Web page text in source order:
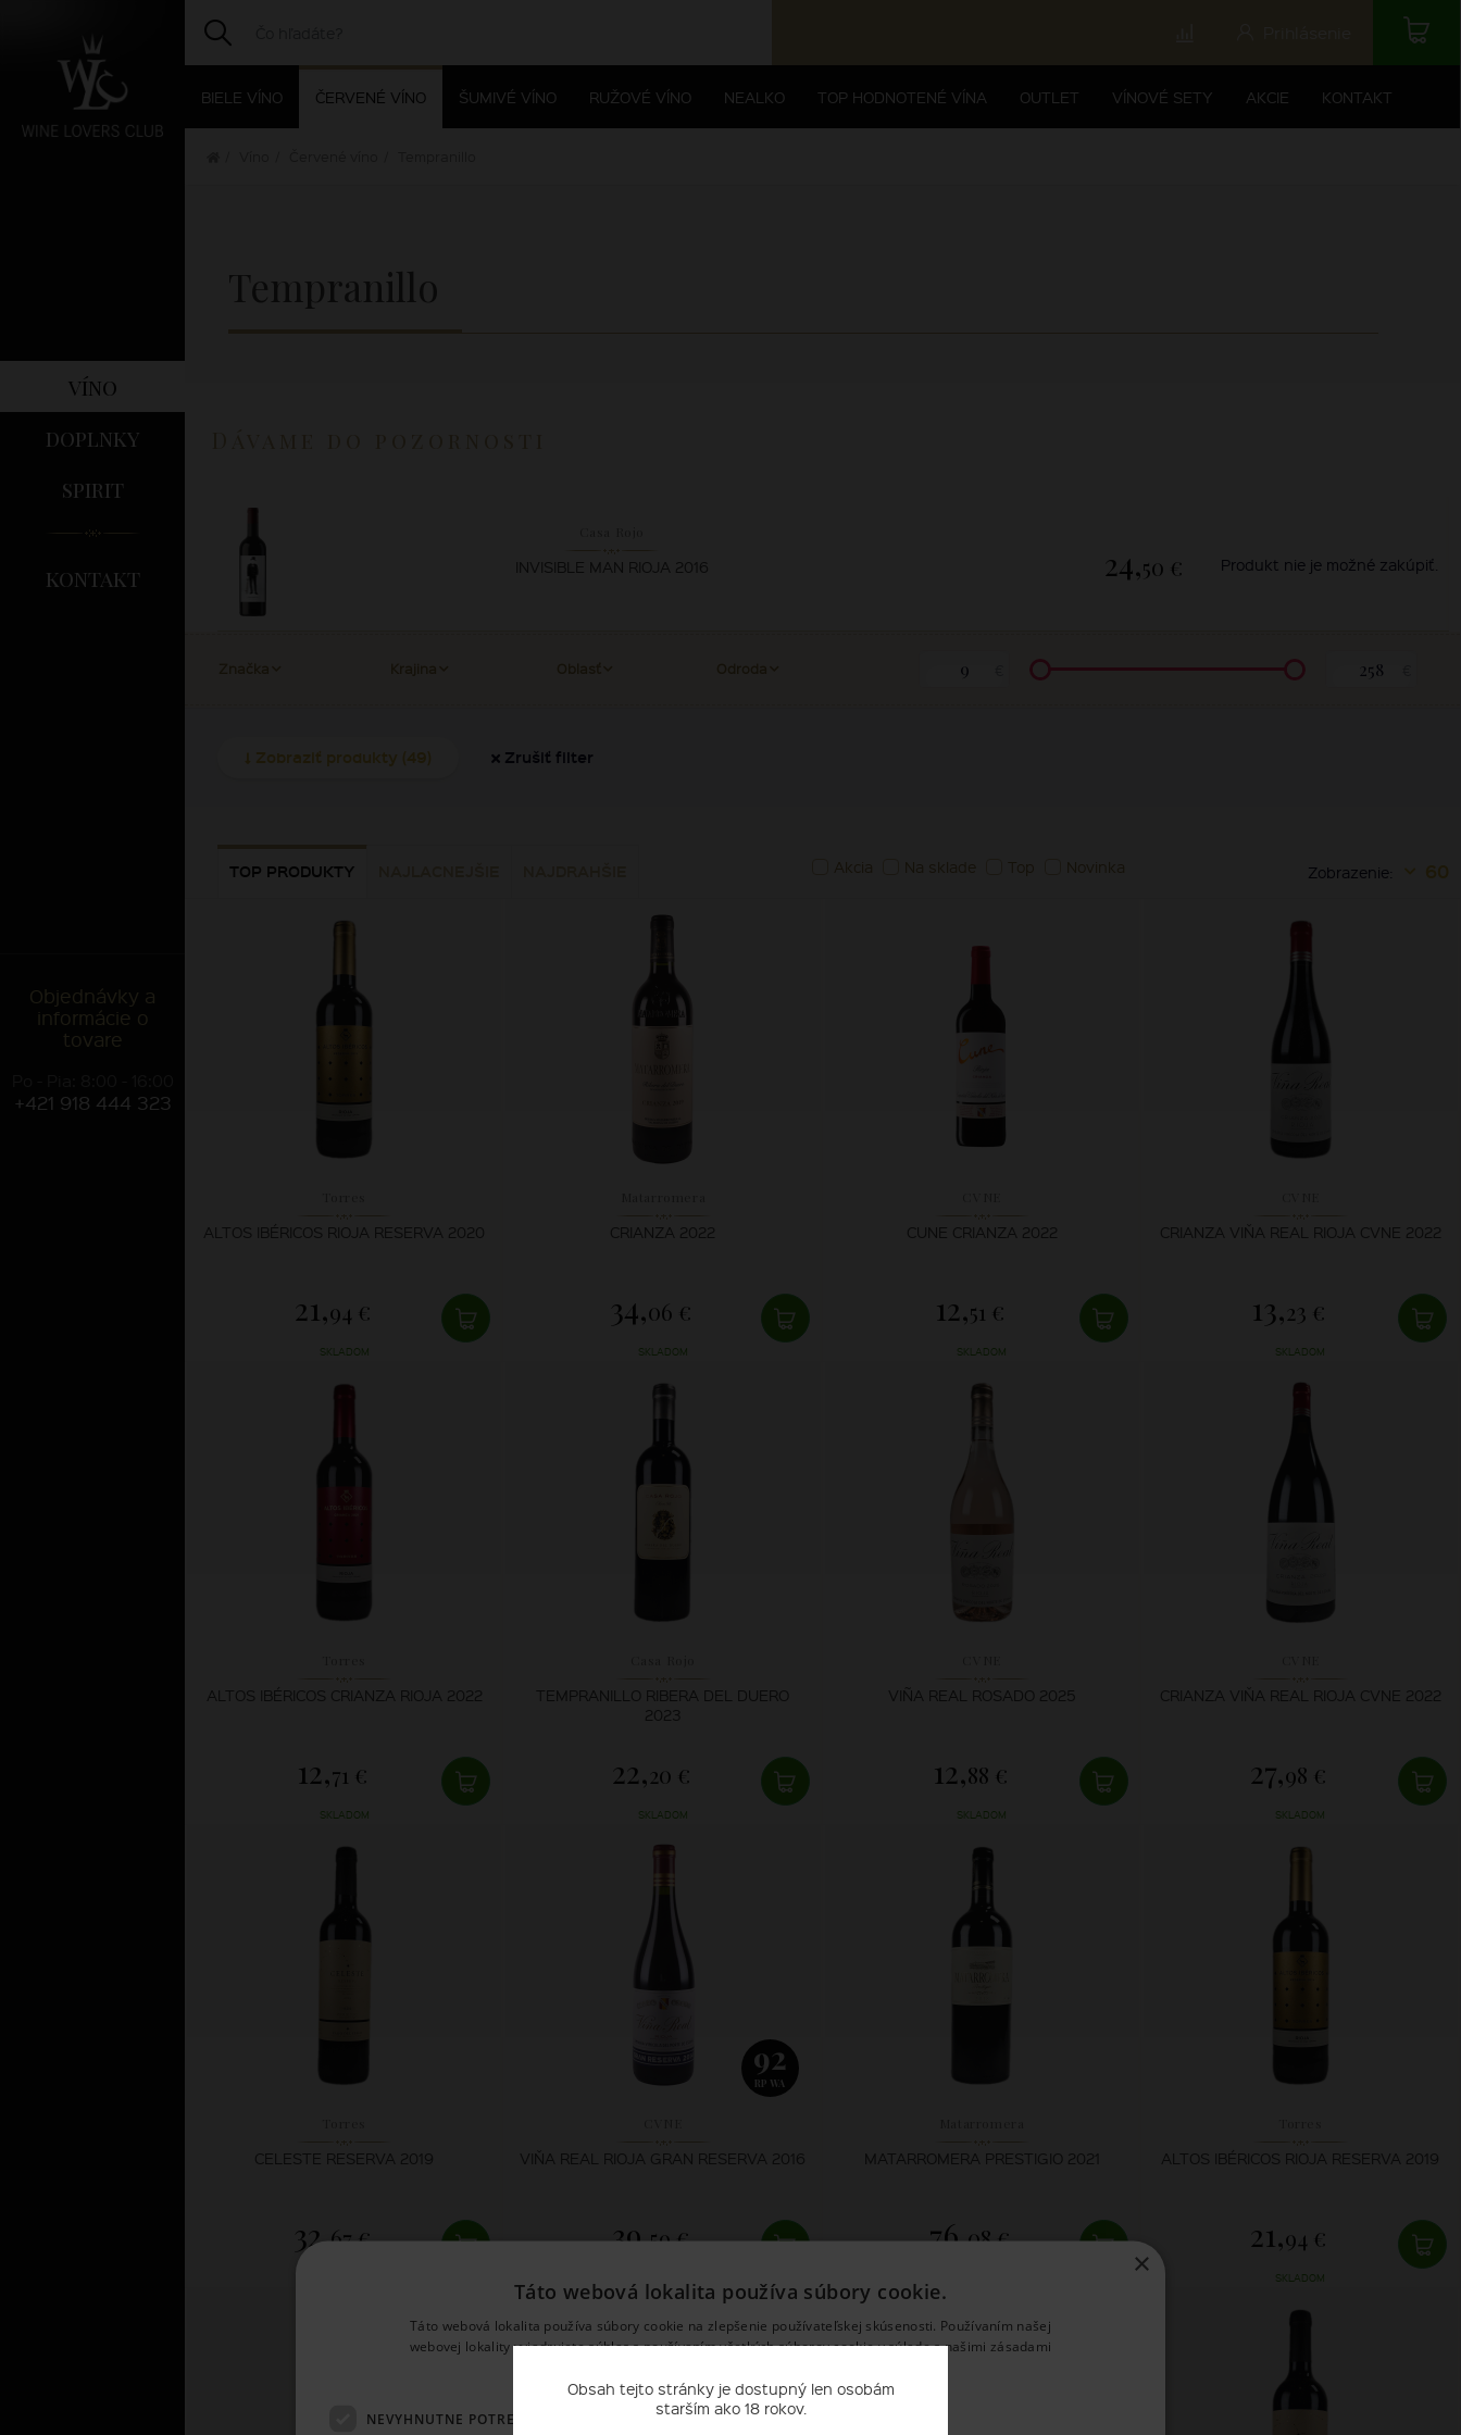
víno
doplnky
spirit
kontakt
Objednávky a
informácie o
tovare
+421 918 444 323
BIELE VÍNO ČERVENÉ VÍNO ŠUMIVÉ VÍNO RUŽOVÉ VÍNO NEALKO TOP HODNOTENÉ VÍNA OUTLET VÍNOVÉ SETY AKCIE KONTAKT
Tempranillo
INVISIBLE MAN RIOJA 2016 24,50 € Produkt nie je možné zakúpiť.
Zobraziť produkty (49) Zrušiť filter
TOP PRODUKTY Akcia Na sklade Top Novinka Zobrazenie: 60
ALTOS IBÉRICOS RIOJA RESERVA 2020
21,94 €
SKLADOM
CRIANZA 2022
34,06 €
SKLADOM
CUNE CRIANZA 2022
12,51 €
SKLADOM
CRIANZA VIŇA REAL RIOJA CVNE 2022
13,23 €
SKLADOM
ALTOS IBÉRICOS CRIANZA RIOJA 2022
12,71 €
SKLADOM
TEMPRANILLO RIBERA DEL DUERO
2023
22,20 €
SKLADOM
VIÑA REAL ROSADO 2025
12,88 €
SKLADOM
CRIANZA VIŇA REAL RIOJA CVNE 2022
27,98 €
SKLADOM
CELESTE RESERVA 2019
32,67 €
92
RP WA
VIŇA REAL RIOJA GRAN RESERVA 2016
39,59 €
MATARROMERA PRESTIGIO 2021
76,08 €
ALTOS IBÉRICOS RIOJA RESERVA 2019
21,94 €
SKLADOM
Obsah tejto stránky je dostupný len osobám
starším ako 18 rokov.
×
Táto webová lokalita používa súbory cookie.
Táto webová lokalita používa súbory cookie na zlepšenie používateľskej skúsenosti. Používaním našej
webovej lokality vyjadrujete súhlas s používaním všetkých súborov cookie v súlade s našimi zásadami
NEVYHNUTNE POTREBNÉ VÝKONNOSŤ CIELENIE